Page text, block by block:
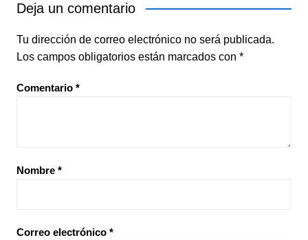
Deja un comentario
Tu dirección de correo electrónico no será publicada.
Los campos obligatorios están marcados con *
Comentario *
Nombre *
Correo electrónico *